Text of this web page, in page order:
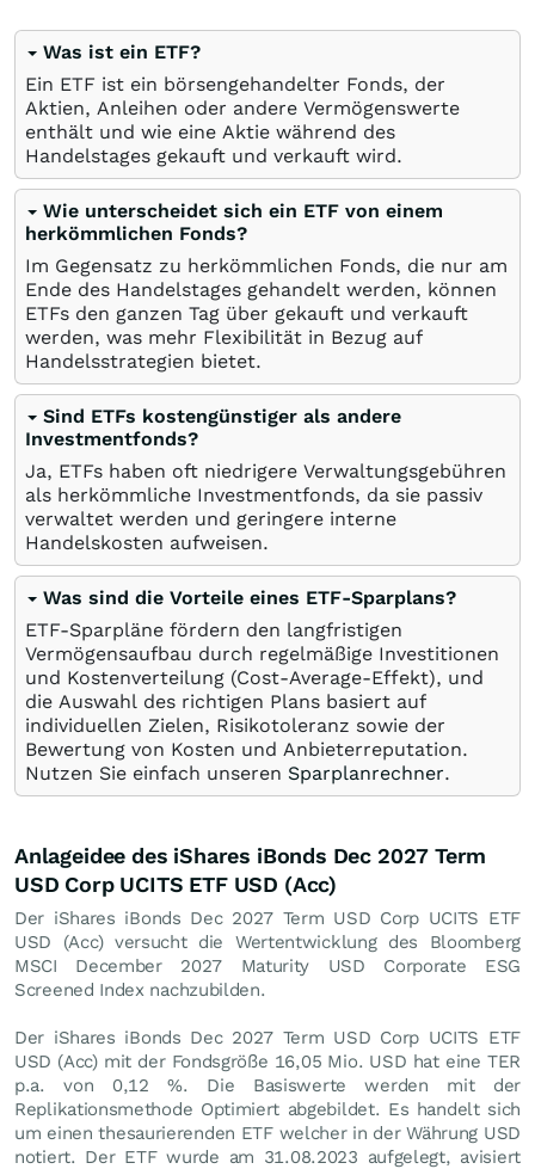
Was ist ein ETF?
Ein ETF ist ein börsengehandelter Fonds, der
Aktien, Anleihen oder andere Vermögenswerte
enthält und wie eine Aktie während des
Handelstages gekauft und verkauft wird.
Wie unterscheidet sich ein ETF von einem
herkömmlichen Fonds?
Im Gegensatz zu herkömmlichen Fonds, die nur am
Ende des Handelstages gehandelt werden, können
ETFs den ganzen Tag über gekauft und verkauft
werden, was mehr Flexibilität in Bezug auf
Handelsstrategien bietet.
Sind ETFs kostengünstiger als andere
Investmentfonds?
Ja, ETFs haben oft niedrigere Verwaltungsgebühren
als herkömmliche Investmentfonds, da sie passiv
verwaltet werden und geringere interne
Handelskosten aufweisen.
Was sind die Vorteile eines ETF-Sparplans?
ETF-Sparpläne fördern den langfristigen
Vermögensaufbau durch regelmäßige Investitionen
und Kostenverteilung (Cost-Average-Effekt), und
die Auswahl des richtigen Plans basiert auf
individuellen Zielen, Risikotoleranz sowie der
Bewertung von Kosten und Anbieterreputation.
Nutzen Sie einfach unseren Sparplanrechner.
Anlageidee des iShares iBonds Dec 2027 Term
USD Corp UCITS ETF USD (Acc)
Der iShares iBonds Dec 2027 Term USD Corp UCITS ETF
USD (Acc) versucht die Wertentwicklung des Bloomberg
MSCI December 2027 Maturity USD Corporate ESG
Screened Index nachzubilden.
Der iShares iBonds Dec 2027 Term USD Corp UCITS ETF
USD (Acc) mit der Fondsgröße 16,05 Mio. USD hat eine TER
p.a. von 0,12 %. Die Basiswerte werden mit der
Replikationsmethode Optimiert abgebildet. Es handelt sich
um einen thesaurierenden ETF welcher in der Währung USD
notiert. Der ETF wurde am 31.08.2023 aufgelegt, avisiert